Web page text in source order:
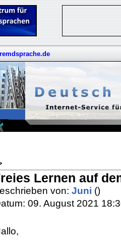
Lernen auf
von: Juni ()
09. August 2021